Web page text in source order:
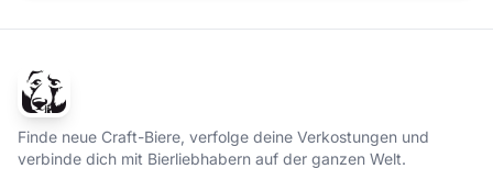
Finde neue Craft-Biere, verfolge deine Verkostungen und
verbinde dich mit Bierliebhabern auf der ganzen Welt.